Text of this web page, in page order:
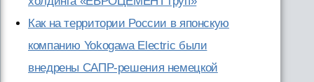
Как на территории России в японскую
компанию Yokogawa Electric были
внедрены САПР-решения немецкой